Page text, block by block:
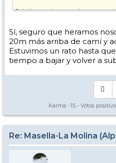
Saludos y animos con la
Sí, seguro que heramos
20m más arriba de camí y
Estuvimos un rato hasta
tiempo a bajar y volver a
Karma: -15 - Votos
Re: Masella-La Molina